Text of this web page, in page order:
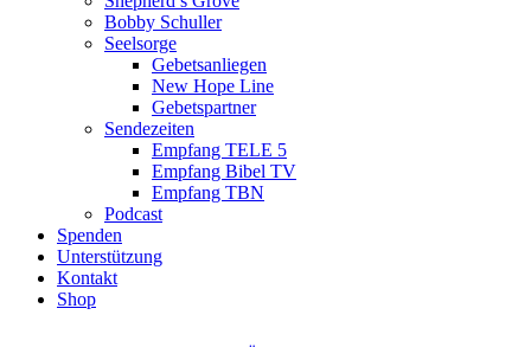
Bobby Schuller
Seelsorge
Gebetsanliegen
New Hope Line
Gebetspartner
Sendezeiten
Empfang TELE 5
Empfang Bibel TV
Empfang TBN
Podcast
Spenden
Unterstützung
Kontakt
Shop